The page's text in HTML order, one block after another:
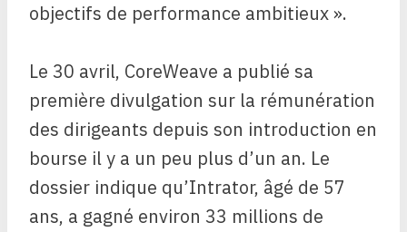
objectifs de performance ambitieux ».
Le 30 avril, CoreWeave a publié sa
première divulgation sur la rémunération
des dirigeants depuis son introduction en
bourse il y a un peu plus d’un an. Le
dossier indique qu’Intrator, âgé de 57
ans, a gagné environ 33 millions de